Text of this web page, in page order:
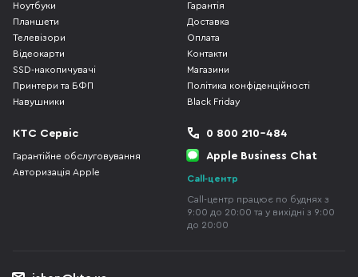
Ноутбуки
Планшети
Телевізори
Відеокарти
SSD-накопичувачі
Принтери та БФП
Навушники
Гарантія
Доставка
Оплата
Контакти
Магазини
Політика конфіденційності
Black Friday
КТС Сервіс
Гарантійне обслуговування
Авторизація Apple
0 800 210-484
Apple Business Chat
Call-центр
Call-центр працює по буднях з
9:00 до 20:00 та у вихідні з 9:00
до 20:00